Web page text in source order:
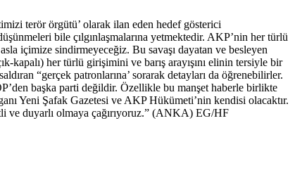
terör örgütü’ olarak ilan eden hedef gösterici
bile çılgınlaşmalarına yetmektedir. AKP’nin her türlü
içimize sindirmeyeceğiz. Bu savaşı dayatan ve besleyen
kapalı) her türlü girişimini ve barış arayışını elinin tersiyle bir
“gerçek patronlarına’ sorarak detayları da öğrenebilirler.
başka parti değildir. Özellikle bu manşet haberle birlikte
Yeni Şafak Gazetesi ve AKP Hükümeti’nin kendisi olacaktır.
ve duyarlı olmaya çağırıyoruz.” (ANKA) EG/HF